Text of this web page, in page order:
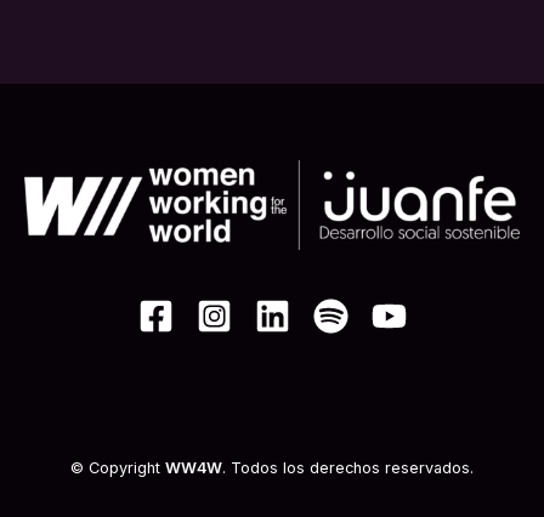
© Copyright WW4W. Todos los derechos reservados.